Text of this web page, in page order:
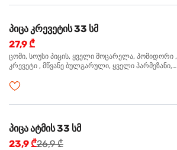
პიცა კრევეტის 33 სმ
27,9 ₾
ცომი, სოუსი პიცის, ყველი მოცარელა, პომიდორი ,
კრევეტი , მწვანე ბულგარული, ყველი პარმეზანი,
პიცა ატმის 33 სმ
23,9 ₾26,9 ₾